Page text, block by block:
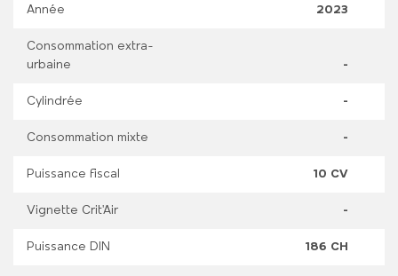
Année 2023
Consommation extra-
urbaine
-
Cylindrée -
Consommation mixte -
Puissance fiscal 10 CV
Vignette Crit'Air -
Puissance DIN 186 CH